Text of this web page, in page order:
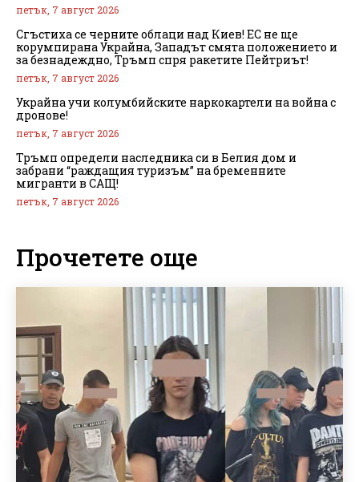
петък, 7 август 2026
Сгъстиха се черните облаци над Киев! ЕС не ще
корумпирана Украйна, Западът смята положението и
за безнадеждно, Тръмп спря ракетите Пейтриът!
петък, 7 август 2026
Украйна учи колумбийските наркокартели на война с
дронове!
петък, 7 август 2026
Тръмп определи наследника си в Белия дом и
забрани “раждащия туризъм” на бременните
мигранти в САЩ!
петък, 7 август 2026
Прочетете още